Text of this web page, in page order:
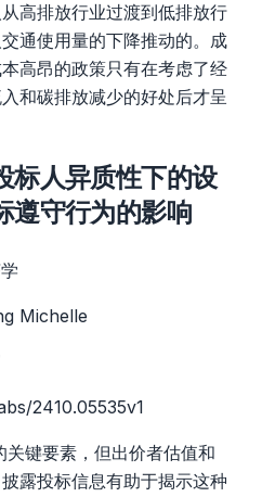
高排放行业过渡到低排放行
通使用量的下降推动的。成
高昂的政策只有在考虑了经
和碳排放减少的好处后才呈
标人异质性下的设
遵守行为的影响
Michelle
2410.05535v1
关键要素，但出价者估值和
露投标信息有助于揭示这种